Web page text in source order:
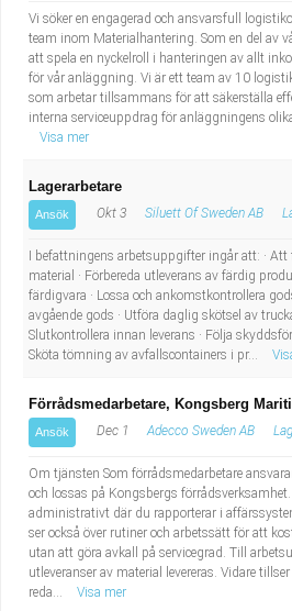
Vi söker en engagerad och ansvarsfull
team inom Materialhantering. Som en del av
att spela en nyckelroll i hanteringen av allt
för vår anläggning. Vi är ett team av 10
som arbetar tillsammans för att säkerställa
interna serviceuppdrag för anläggningens
Visa mer
Lagerarbetare
Ansök Okt 3 Siluett Of Sweden AB
I befattningens arbetsuppgifter ingår att: ·
material · Förbereda utleverans av färdig
färdigvara · Lossa och ankomstkontrollera
avgående gods · Utföra daglig skötsel av
Slutkontrollera innan leverans · Följa
Sköta tömning av avfallscontainers i pr...
Förrådsmedarbetare, Kongsberg
Ansök Dec 1 Adecco Sweden AB
Om tjänsten Som förrådsmedarbetare
och lossas på Kongsbergs
administrativt där du rapporterar i
ser också över rutiner och arbetssätt för att
utan att göra avkall på servicegrad. Till
utleveranser av material levereras. Vidare
reda...
Visa mer